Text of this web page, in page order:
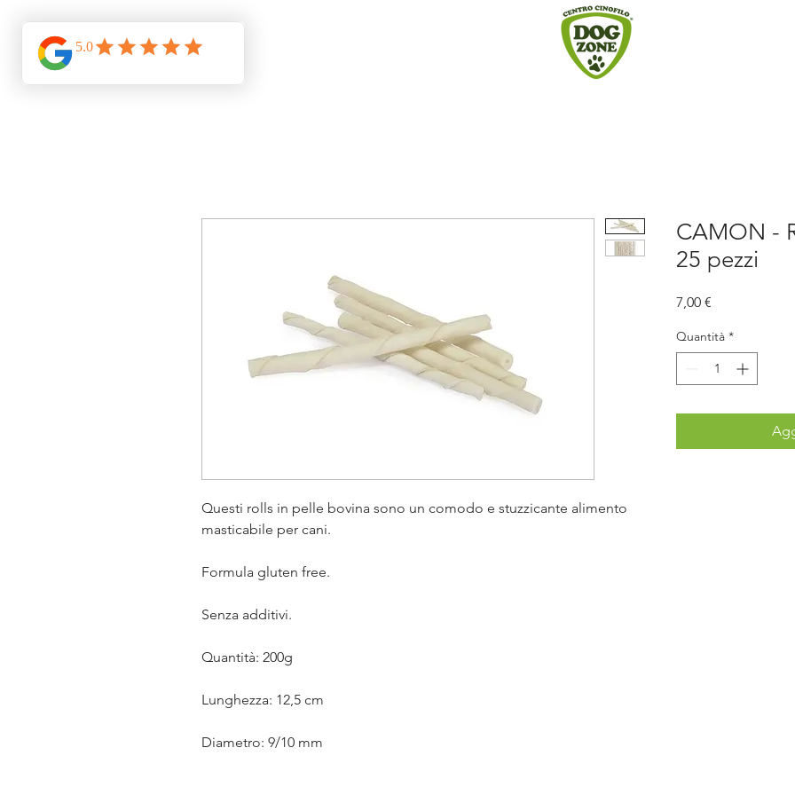
Questi rolls in pelle bovina sono un comodo e stuzzicante alimento
masticabile per cani.
Formula gluten free.
Senza additivi.
Quantità: 200g
Lunghezza: 12,5 cm
Diametro: 9/10 mm
CAMON -
25 pezzi
7,00 €
Quantità *